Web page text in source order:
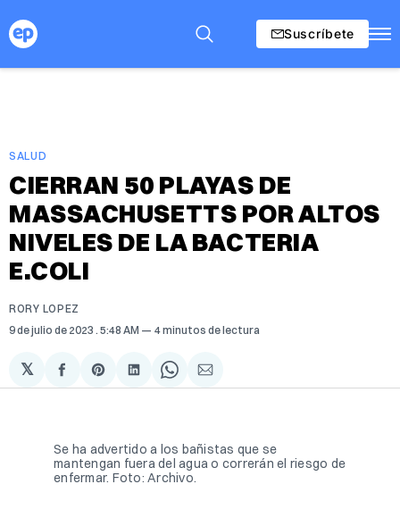
Suscríbete
SALUD
CIERRAN 50 PLAYAS DE
MASSACHUSETTS POR ALTOS
NIVELES DE LA BACTERIA
E.COLI
RORY LOPEZ
9 de julio de 2023 . 5:48 AM 4 minutos de lectura
𝕏
Compartir
en
Share
on
Compartir
en
Share
on
Compartir
via
Se ha advertido a los bañistas que se
mantengan fuera del agua o correrán el riesgo de
enfermar. Foto: Archivo.